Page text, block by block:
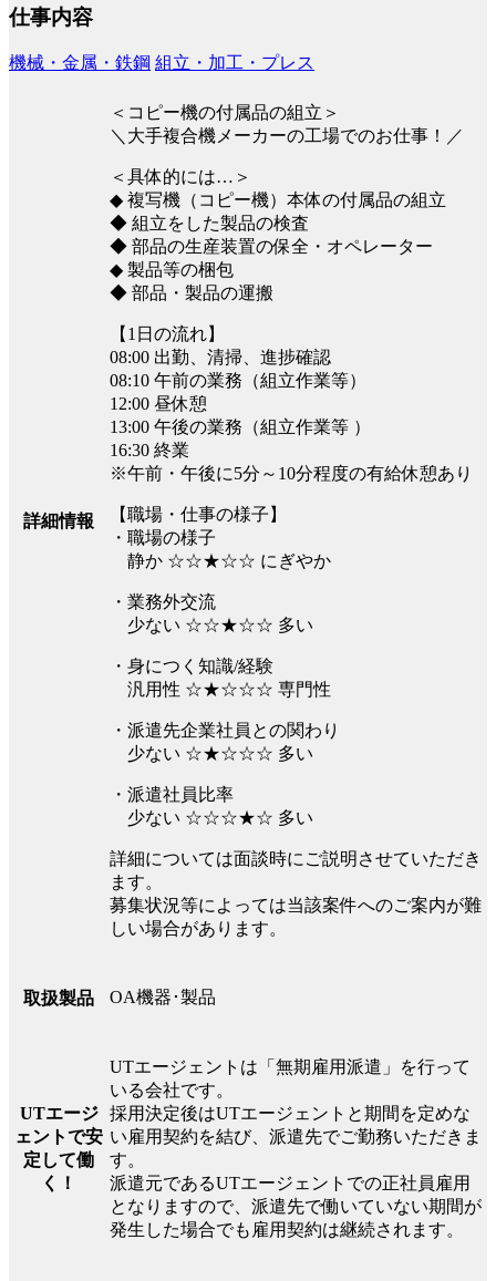
仕事内容
機械・金属・鉄鋼 組立・加工・プレス
詳細情報
＜コピー機の付属品の組立＞
＼大手複合機メーカーの工場でのお仕事！／
＜具体的には…＞
◆ 複写機（コピー機）本体の付属品の組立
◆ 組立をした製品の検査
◆ 部品の生産装置の保全・オペレーター
◆ 製品等の梱包
◆ 部品・製品の運搬
【1日の流れ】
08:00 出勤、清掃、進捗確認
08:10 午前の業務（組立作業等）
12:00 昼休憩
13:00 午後の業務（組立作業等 ）
16:30 終業
※午前・午後に5分～10分程度の有給休憩あり
【職場・仕事の様子】
・職場の様子
静か ☆☆★☆☆ にぎやか
・業務外交流
少ない ☆☆★☆☆ 多い
・身につく知識/経験
汎用性 ☆★☆☆☆ 専門性
・派遣先企業社員との関わり
少ない ☆★☆☆☆ 多い
・派遣社員比率
少ない ☆☆☆★☆ 多い
詳細については面談時にご説明させていただき
ます。
募集状況等によっては当該案件へのご案内が難
しい場合があります。
取扱製品 OA機器･製品
UTエージ
ェントで安
定して働
く！
UTエージェントは「無期雇用派遣」を行って
いる会社です。
採用決定後はUTエージェントと期間を定めな
い雇用契約を結び、派遣先でご勤務いただきま
す。
派遣元であるUTエージェントでの正社員雇用
となりますので、派遣先で働いていない期間が
発生した場合でも雇用契約は継続されます。